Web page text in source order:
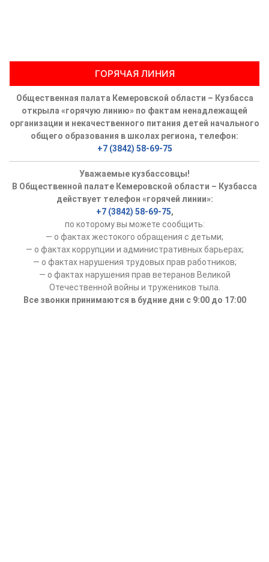
ГОРЯЧАЯ ЛИНИЯ
Общественная палата Кемеровской области – Кузбасса
открыла «горячую линию» по фактам ненадлежащей
организации и некачественного питания детей начального
общего образования в школах региона, телефон:
+7 (3842) 58-69-75
Уважаемые кузбассовцы!
В Общественной палате Кемеровской области – Кузбасса
действует телефон «горячей линии»:
+7 (3842) 58-69-75,
по которому вы можете сообщить:
— о фактах жестокого обращения с детьми;
— о фактах коррупции и административных барьерах;
— о фактах нарушения трудовых прав работников;
— о фактах нарушения прав ветеранов Великой
Отечественной войны и тружеников тыла.
Все звонки принимаются в будние дни с 9:00 до 17:00